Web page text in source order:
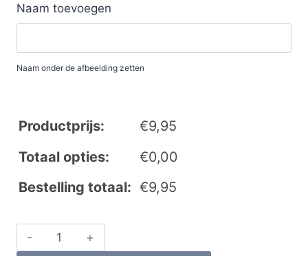
Naam toevoegen
Naam onder de afbeelding zetten
Productprijs: €9,95
Totaal opties:
€0,00
Bestelling totaal: €9,95